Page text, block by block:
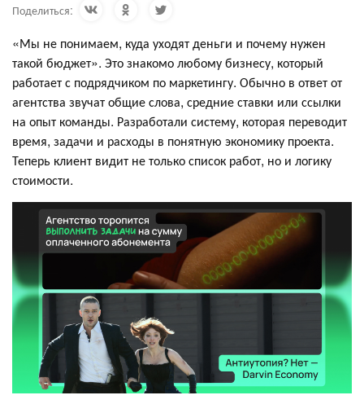
Поделиться:
«Мы не понимаем, куда уходят деньги и почему нужен
такой бюджет». Это знакомо любому бизнесу, который
работает с подрядчиком по маркетингу. Обычно в ответ от
агентства звучат общие слова, средние ставки или ссылки
на опыт команды. Разработали систему, которая переводит
время, задачи и расходы в понятную экономику проекта.
Теперь клиент видит не только список работ, но и логику
стоимости.